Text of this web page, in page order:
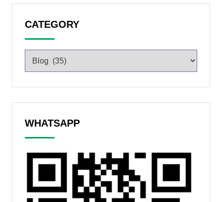
CATEGORY
WHATSAPP